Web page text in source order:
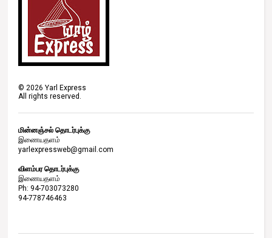
©2026 Yarl Express
All rights reserved.
மின்னஞ்சல் தொடர்புக்கு
இணையதளம்
yarlexpressweb@gmail.com
விளம்பர தொடர்புக்கு
இணையதளம்
Ph: 94-703073280
94-778746463